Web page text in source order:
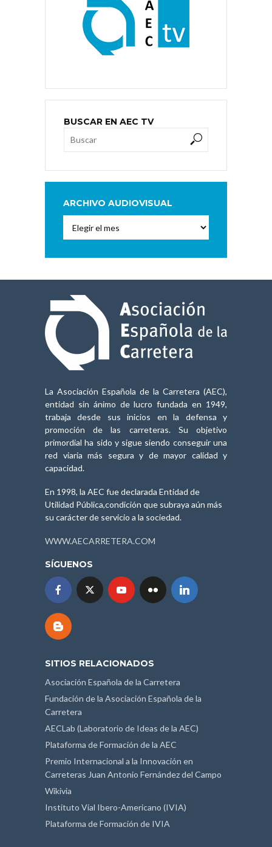
BUSCAR EN AEC TV
ARCHIVO AUDIOVISUAL
Audiovisual
La Asociación Española de la Carretera (AEC),
entidad sin ánimo de lucro fundada en 1949,
trabaja desde sus inicios en la defensa y
promoción de las carreteras. Su objetivo
primordial ha sido y sigue siendo conseguir una
red viaria más segura y de mayor calidad y
capacidad.
En 1998, la AEC fue declarada Entidad de
Utilidad Pública,condición que subraya aún más
su carácter de servicio a la sociedad.
WWW.AECARRETERA.COM
SÍGUENOS
SITIOS RELACIONADOS
Asociación Española de la Carretera
Fundación de la Asociación Española de la
Carretera
AECLab (Laboratorio de Ideas de la AEC)
Plataforma de Formación de la AEC
Premio Internacional a la Innovación en
Carreteras Juan Antonio Fernández del Campo
Wikivia
Instituto Vial Ibero-Americano (IVIA)
Plataforma de Formación de IVIA